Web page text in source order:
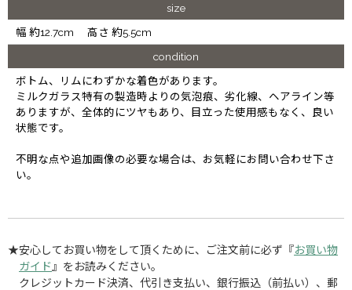
size
幅 約12.7cm 高さ 約5.5cm
condition
ボトム、リムにわずかな着色があります。
ミルクガラス特有の製造時よりの気泡痕、劣化線、ヘアライン等
ありますが、全体的にツヤもあり、目立った使用感もなく、良い
状態です。
不明な点や追加画像の必要な場合は、お気軽にお問い合わせ下さ
い。
★安心してお買い物をして頂くために、ご注文前に必ず『お買い物
ガイド 』をお読みください。
クレジットカード決済、代引き支払い、銀行振込（前払い）、郵